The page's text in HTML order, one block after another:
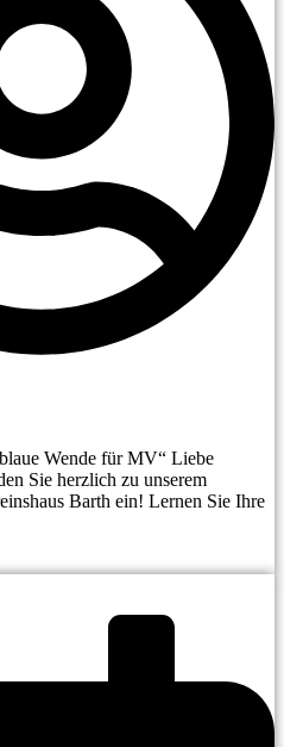
Wende für MV“ Liebe
Sie herzlich zu unserem
Barth ein! Lernen Sie Ihre